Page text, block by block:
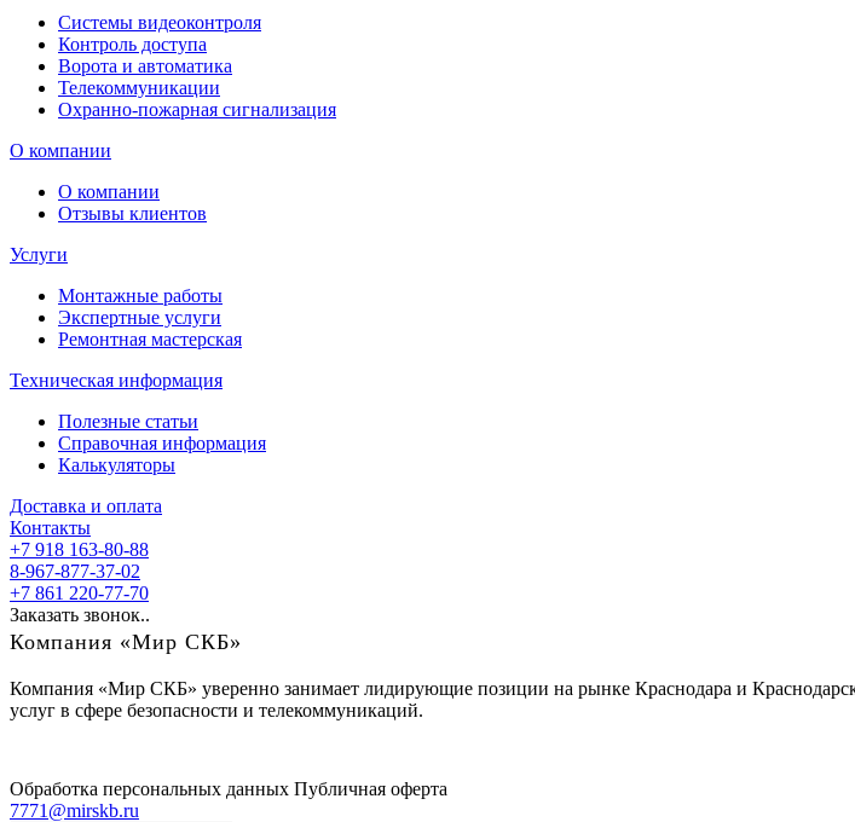
Системы видеоконтроля
Контроль доступа
Ворота и автоматика
Телекоммуникации
Охранно-пожарная сигнализация
О компании
О компании
Отзывы клиентов
Услуги
Монтажные работы
Экспертные услуги
Ремонтная мастерская
Техническая информация
Полезные статьи
Справочная информация
Калькуляторы
Доставка и оплата
Контакты
+7 918 163-80-88
8-967-877-37-02
+7 861 220-77-70
Заказать звонок..
Компания «Мир СКБ»
Компания «Мир СКБ» уверенно занимает лидирующие позиции на рынке Краснодара и
услуг в сфере безопасности и телекоммуникаций.
Обработка персональных данных Публичная оферта
7771@mirskb.ru